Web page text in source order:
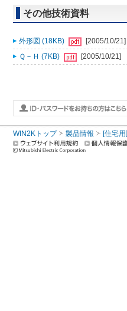
その他技術資料
外形図 (18KB)
[2005/10/21]
Ｑ－Ｈ (7KB)
[2005/10/21]
WIN2Kトップ 製品情報 [住宅